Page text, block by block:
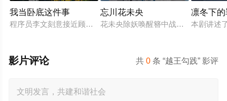
我当卧底这件事
程序员李文刻意接近顾婷，利用顾炎女儿奴的属性，请求老炮
忘川花未央
花未央除妖唤醒簪中战神百里忘川元
凛冬下
本剧讲述
共0 条 “越王勾践” 影评
影片评论